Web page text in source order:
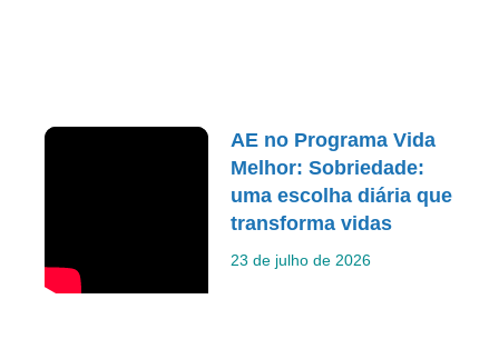
AE no Programa Vida
Melhor: Sobriedade:
uma escolha diária que
transforma vidas
23 de julho de 2026